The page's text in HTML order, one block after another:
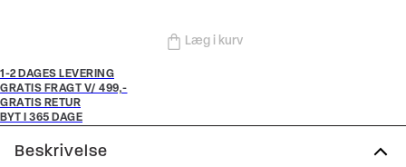
Læg i kurv
1-2 DAGES LEVERING
GRATIS FRAGT V/ 499,-
GRATIS RETUR
BYT I 365 DAGE
Beskrivelse